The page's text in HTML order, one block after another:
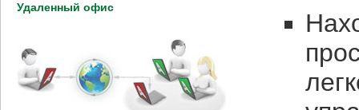
Удаленный офис